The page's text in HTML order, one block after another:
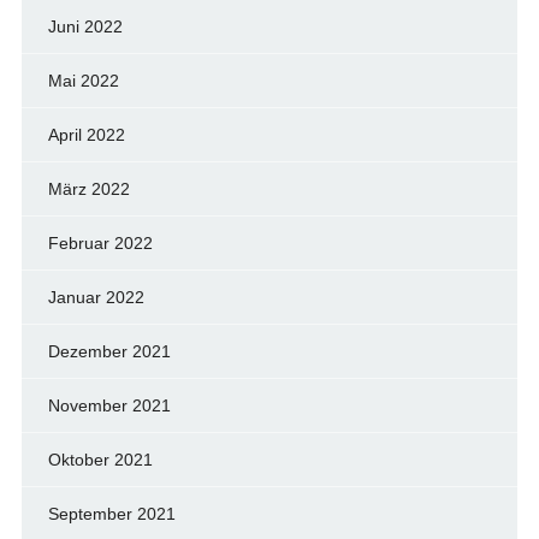
Juni 2022
Mai 2022
April 2022
März 2022
Februar 2022
Januar 2022
Dezember 2021
November 2021
Oktober 2021
September 2021